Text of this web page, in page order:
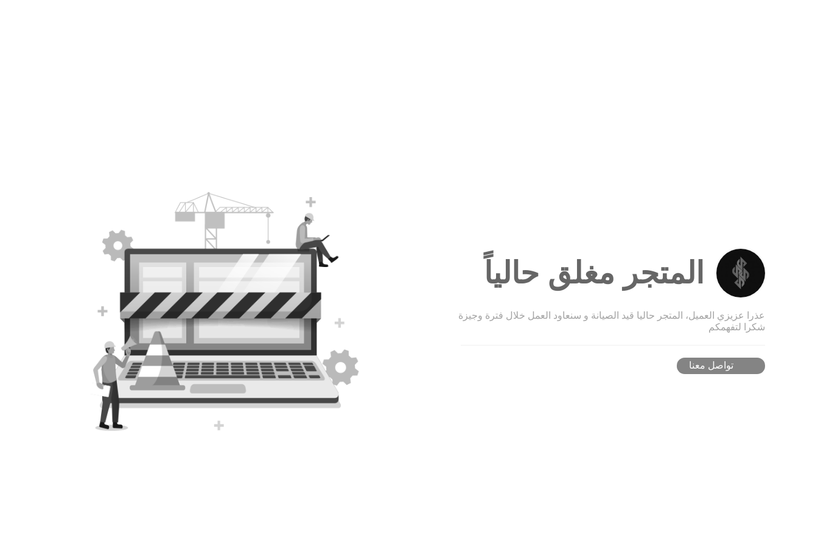
المتجر مغلق حالياً
عذرا عزيزي العميل، المتجر حاليا قيد الصيانة و سنعاود العمل خلال فترة وجيزة
شكرا لتفهمكم
تواصل معنا